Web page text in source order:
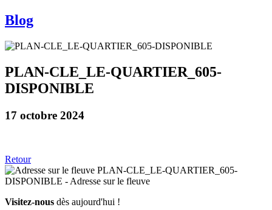
Blog
PLAN-CLE_LE-QUARTIER_605-
DISPONIBLE
17 octobre 2024
Retour
Visitez-nous dès aujourd'hui !